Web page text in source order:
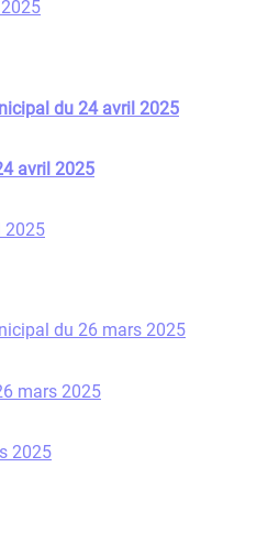
du 24 avril 2025
avril 2025
2025
du 26 mars 2025
mars 2025
2025